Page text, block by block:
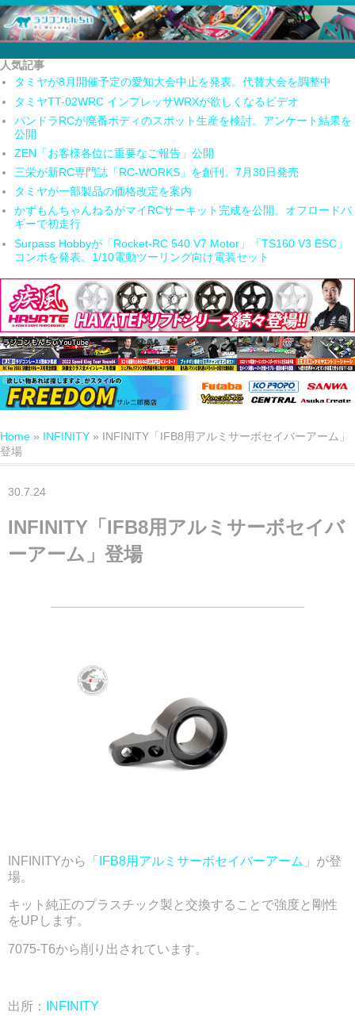
人気記事
タミヤが8月開催予定の愛知大会中止を発表。代替大会を調整中
タミヤTT-02WRC インプレッサWRXが欲しくなるビデオ
パンドラRCが廃番ボディのスポット生産を検討。アンケート結果を
公開
ZEN「お客様各位に重要なご報告」公開
三栄が新RC専門誌「RC-WORKS」を創刊。7月30日発売
タミヤが一部製品の価格改定を案内
かずもんちゃんねるがマイRCサーキット完成を公開。オフロードバ
ギーで初走行
Surpass Hobbyが「Rocket-RC 540 V7 Motor」「TS160 V3 ESC」
コンボを発表。1/10電動ツーリング向け電装セット
Home » INFINITY »
INFINITY「IFB8用アルミサーボセイバーアーム」
登場
30.7.24
INFINITY「IFB8用アルミサーボセイバ
ーアーム」登場
INFINITYから「 IFB8用アルミサーボセイバーアーム 」が登
場。
キット純正のプラスチック製と交換することで強度と剛性
をUPします。
7075-T6から削り出されています。
出所： INFINITY